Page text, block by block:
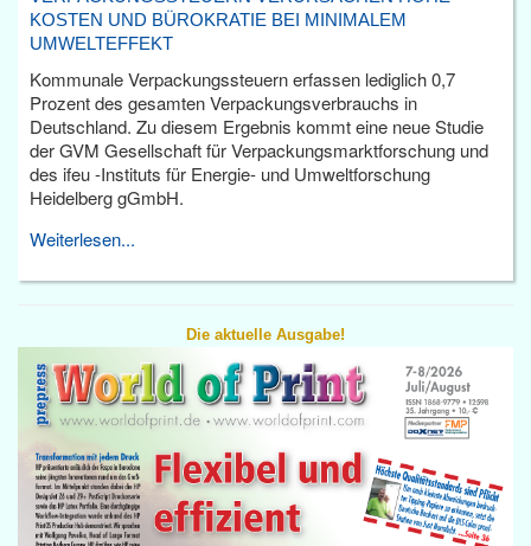
KOSTEN UND BÜROKRATIE BEI MINIMALEM
UMWELTEFFEKT
Kommunale Verpackungssteuern erfassen lediglich 0,7
Prozent des gesamten Verpackungsverbrauchs in
Deutschland. Zu diesem Ergebnis kommt eine neue Studie
der GVM Gesellschaft für Verpackungsmarktforschung und
des ifeu -Instituts für Energie- und Umweltforschung
Heidelberg gGmbH.
Weiterlesen...
Die aktuelle Ausgabe!